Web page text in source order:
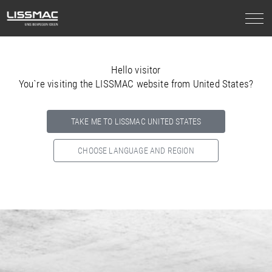
Hello visitor
You`re visiting the LISSMAC website from United States?
TAKE ME TO LISSMAC UNITED STATES
CHOOSE LANGUAGE AND REGION
Select your country below so we can show
you the correct
information for your location.